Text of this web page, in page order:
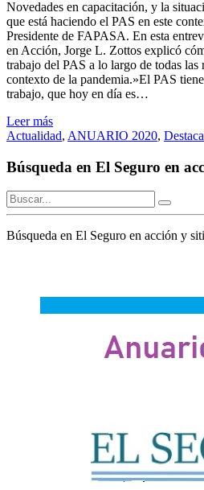
Novedades en capacitación, y la
que está haciendo el PAS en este
Presidente de FAPASA. En esta
en Acción, Jorge L. Zottos explicó
trabajo del PAS a lo largo de todas las
contexto de la pandemia.»El PAS
trabajo, que hoy en día es…
Leer más
Actualidad, ANUARIO 2020,
Búsqueda en El Seguro en
Búsqueda en El Seguro en acción y